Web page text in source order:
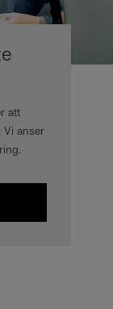
att
Vi anser